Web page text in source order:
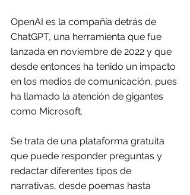
OpenAI es la compañía detrás de
ChatGPT, una herramienta que fue
lanzada en noviembre de 2022 y que
desde entonces ha tenido un impacto
en los medios de comunicación, pues
ha llamado la atención de gigantes
como Microsoft.
Se trata de una plataforma gratuita
que puede responder preguntas y
redactar diferentes tipos de
narrativas, desde poemas hasta